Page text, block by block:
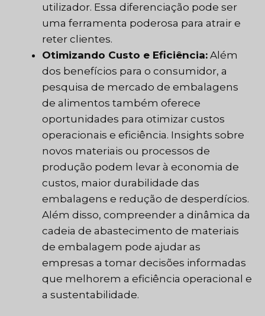
utilizador. Essa diferenciação pode ser
uma ferramenta poderosa para atrair e
reter clientes.
Otimizando Custo e Eficiência: Além
dos benefícios para o consumidor, a
pesquisa de mercado de embalagens
de alimentos também oferece
oportunidades para otimizar custos
operacionais e eficiência. Insights sobre
novos materiais ou processos de
produção podem levar à economia de
custos, maior durabilidade das
embalagens e redução de desperdícios.
Além disso, compreender a dinâmica da
cadeia de abastecimento de materiais
de embalagem pode ajudar as
empresas a tomar decisões informadas
que melhorem a eficiência operacional e
a sustentabilidade.